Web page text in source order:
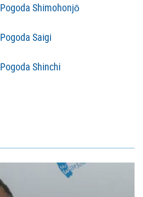
Pogoda Shimohonjō
Pogoda Saigi
Pogoda Shinchi